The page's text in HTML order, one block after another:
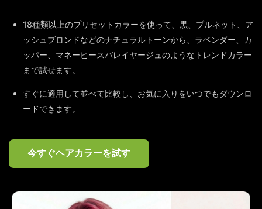
18種類以上のプリセットカラーを使って、黒、ブルネット、ア
ッシュブロンドなどのナチュラルトーンから、ラベンダー、カ
ッパー、マネーピースバレイヤージュのようなトレンドカラー
まで試せます。
すぐに適用して並べて比較し、お気に入りをいつでもダウンロ
ードできます。
今すぐヘアカラーを試す